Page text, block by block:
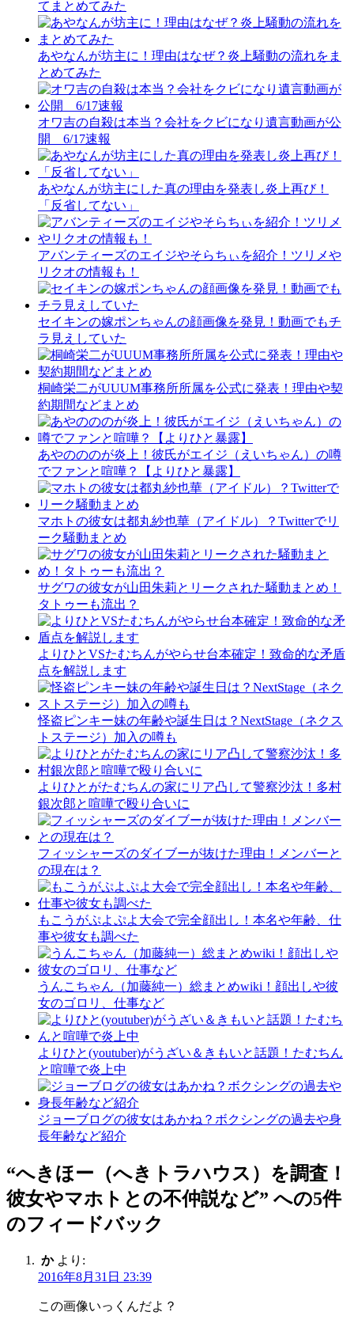
てまとめてみた
あやなんが坊主に！理由はなぜ？炎上騒動の流れをま
とめてみた
オワ吉の自殺は本当？会社をクビになり遺言動画が公
開 6/17速報
あやなんが坊主にした真の理由を発表し炎上再び！
「反省してない」
アバンティーズのエイジやそらちぃを紹介！ツリメや
リクオの情報も！
セイキンの嫁ポンちゃんの顔画像を発見！動画でもチ
ラ見えしていた
桐崎栄二がUUUM事務所所属を公式に発表！理由や契
約期間などまとめ
あやのののが炎上！彼氏がエイジ（えいちゃん）の噂
でファンと喧嘩？【よりひと暴露】
マホトの彼女は都丸紗也華（アイドル）？Twitterでリ
ーク騒動まとめ
サグワの彼女が山田朱莉とリークされた騒動まとめ！
タトゥーも流出？
よりひとVSたむちんがやらせ台本確定！致命的な矛盾
点を解説します
怪盗ピンキー妹の年齢や誕生日は？NextStage（ネクス
トステージ）加入の噂も
よりひとがたむちんの家にリア凸して警察沙汰！多村
銀次郎と喧嘩で殴り合いに
フィッシャーズのダイブーが抜けた理由！メンバーと
の現在は？
もこうがぷよぷよ大会で完全顔出し！本名や年齢、仕
事や彼女も調べた
うんこちゃん（加藤純一）総まとめwiki！顔出しや彼
女のゴロリ、仕事など
よりひと(youtuber)がうざい＆きもいと話題！たむちん
と喧嘩で炎上中
ジョーブログの彼女はあかね？ボクシングの過去や身
長年齢など紹介
“へきほー（へきトラハウス）を調査！
彼女やマホトとの不仲説など” への5件
のフィードバック
か より:
2016年8月31日 23:39
この画像いっくんだよ？